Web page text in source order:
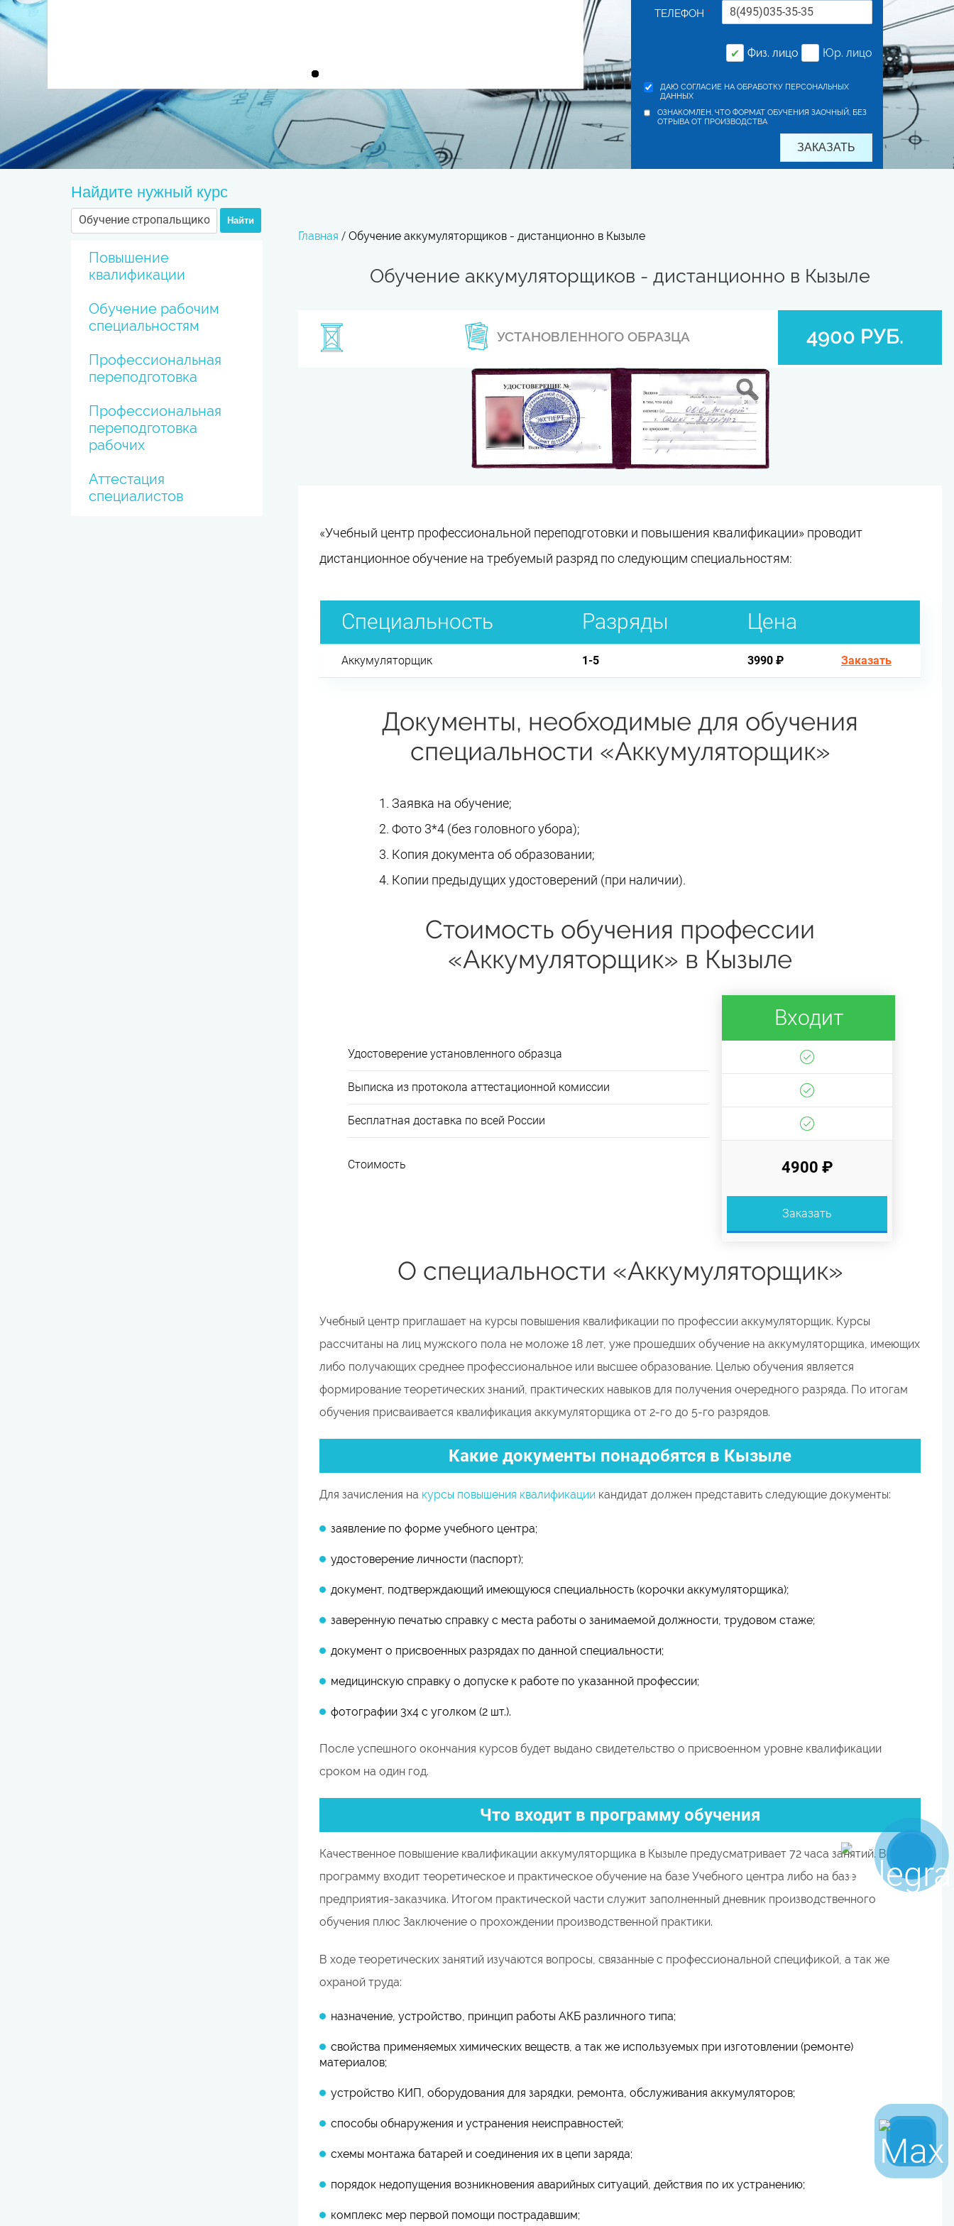
ТЕЛЕФОН *
✔ Физ. лицо Юр. лицо
ДАЮ СОГЛАСИЕ НА ОБРАБОТКУ ПЕРСОНАЛЬНЫХ
ДАННЫХ
ОЗНАКОМЛЕН, ЧТО ФОРМАТ ОБУЧЕНИЯ ЗАОЧНЫЙ, БЕЗ
ОТРЫВА ОТ ПРОИЗВОДСТВА
Найдите нужный курс
Найти
Повышение
квалификации
Обучение рабочим
специальностям
Профессиональная
переподготовка
Профессиональная
переподготовка
рабочих
Аттестация
специалистов
Главная / Обучение аккумуляторщиков - дистанционно в Кызыле
Обучение аккумуляторщиков - дистанционно в Кызыле
УСТАНОВЛЕННОГО ОБРАЗЦА 4900 РУБ.
«Учебный центр профессиональной переподготовки и повышения квалификации» проводит
дистанционное обучение на требуемый разряд по следующим специальностям:
Специальность Разряды Цена
Аккумуляторщик 1-5 3990 ₽ Заказать
Документы, необходимые для обучения
специальности «Аккумуляторщик»
Заявка на обучение;
Фото 3*4 (без головного убора);
Копия документа об образовании;
Копии предыдущих удостоверений (при наличии).
Стоимость обучения профессии
«Аккумуляторщик» в Кызыле
Удостоверение установленного образца
Выписка из протокола аттестационной комиссии
Бесплатная доставка по всей России
Стоимость
Входит
4900 ₽
Заказать
О специальности «Аккумуляторщик»
Учебный центр приглашает на курсы повышения квалификации по профессии аккумуляторщик. Курсы
рассчитаны на лиц мужского пола не моложе 18 лет, уже прошедших обучение на аккумуляторщика, имеющих
либо получающих среднее профессиональное или высшее образование. Целью обучения является
формирование теоретических знаний, практических навыков для получения очередного разряда. По итогам
обучения присваивается квалификация аккумуляторщика от 2-го до 5-го разрядов.
Какие документы понадобятся в Кызыле
Для зачисления на курсы повышения квалификации кандидат должен представить следующие документы:
заявление по форме учебного центра;
удостоверение личности (паспорт);
документ, подтверждающий имеющуюся специальность (корочки аккумуляторщика);
заверенную печатью справку с места работы о занимаемой должности, трудовом стаже;
документ о присвоенных разрядах по данной специальности;
медицинскую справку о допуске к работе по указанной профессии;
фотографии 3х4 с уголком (2 шт.).
После успешного окончания курсов будет выдано свидетельство о присвоенном уровне квалификации
сроком на один год.
Что входит в программу обучения
Качественное повышение квалификации аккумуляторщика в Кызыле предусматривает 72 часа занятий. В
программу входит теоретическое и практическое обучение на базе Учебного центра либо на базе
предприятия-заказчика. Итогом практической части служит заполненный дневник производственного
обучения плюс Заключение о прохождении производственной практики.
В ходе теоретических занятий изучаются вопросы, связанные с профессиональной спецификой, а так же
охраной труда:
назначение, устройство, принцип работы АКБ различного типа;
свойства применяемых химических веществ, а так же используемых при изготовлении (ремонте)
материалов;
устройство КИП, оборудования для зарядки, ремонта, обслуживания аккумуляторов;
способы обнаружения и устранения неисправностей;
схемы монтажа батарей и соединения их в цепи заряда;
порядок недопущения возникновения аварийных ситуаций, действия по их устранению;
комплекс мер первой помощи пострадавшим;